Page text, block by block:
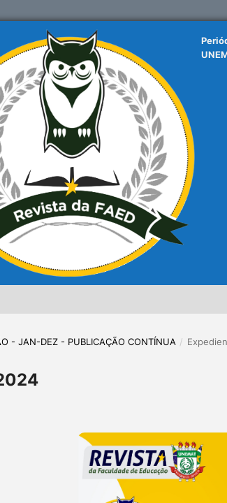
- JAN-DEZ - PUBLICAÇÃO CONTÍNUA /